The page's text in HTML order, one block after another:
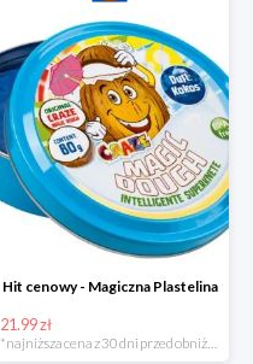
Hit cenowy - Magiczna Plastelina
21.99 zł